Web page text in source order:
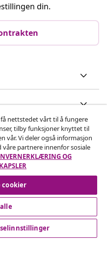
din.
er et nettsted av vidaXL
nettstedet vårt til å fungere
tilby funksjoner knyttet til
vår. Vi deler også informasjon
partnere innenfor sosiale
OG
cookier